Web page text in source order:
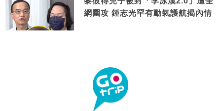
網圍攻 鍾志光罕有動氣護航揭內情